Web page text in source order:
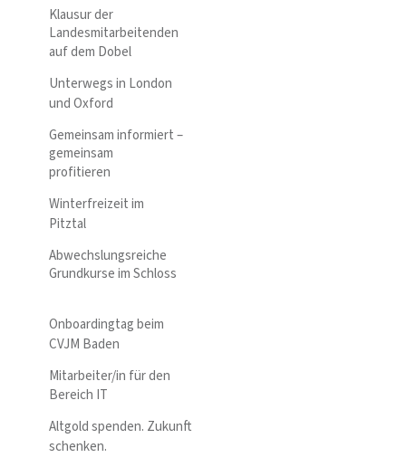
Klausur der
Landesmitarbeitenden
auf dem Dobel
Unterwegs in London
und Oxford
Gemeinsam informiert –
gemeinsam
profitieren
Winterfreizeit im
Pitztal
Abwechslungsreiche
Grundkurse im Schloss
Onboardingtag beim
CVJM Baden
Mitarbeiter/in für den
Bereich IT
Altgold spenden. Zukunft
schenken.